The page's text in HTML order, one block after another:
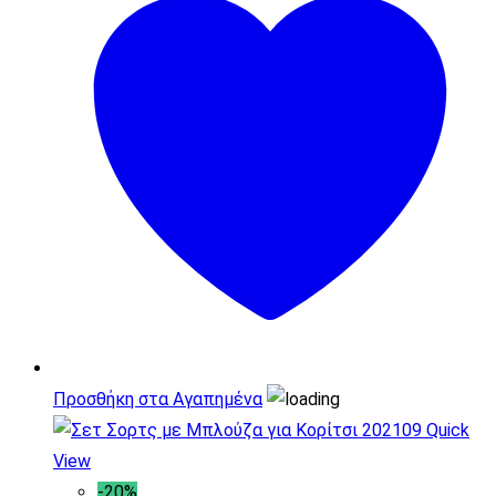
Προσθήκη στα Αγαπημένα
Quick
View